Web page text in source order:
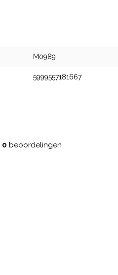
M0989
5999557181667
0 beoordelingen